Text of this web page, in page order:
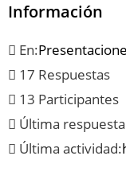
Información
En:
17 Respuestas
13 Participantes
Última
Última actividad: